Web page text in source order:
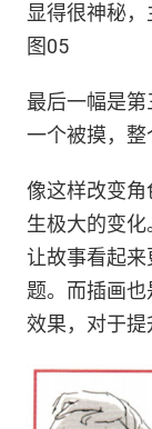
显得很神秘
图05
最后一幅是
一个被摸，
像这样改变
生极大的变
让故事看起
题。而插画
效果，对于提